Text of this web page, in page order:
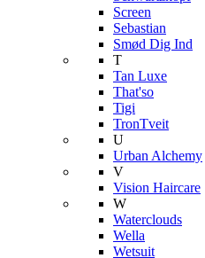
Screen
Sebastian
Smød Dig Ind
T
Tan Luxe
That'so
Tigi
TronTveit
U
Urban Alchemy
V
Vision Haircare
W
Waterclouds
Wella
Wetsuit